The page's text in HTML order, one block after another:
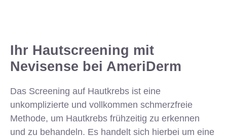
Ihr Hautscreening mit
Nevisense bei AmeriDerm
Das Screening auf Hautkrebs ist eine
unkomplizierte und vollkommen schmerzfreie
Methode, um Hautkrebs frühzeitig zu erkennen
und zu behandeln. Es handelt sich hierbei um eine